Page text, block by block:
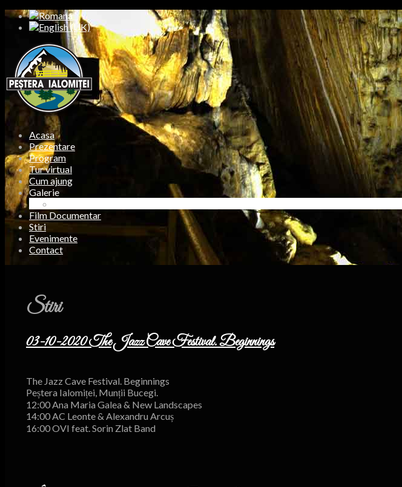
Acasa
Prezentare
Program
Tur virtual
Cum ajung
Galerie
Film Documentar
Stiri
Evenimente
Contact
Stiri
03-10-2020 The Jazz Cave Festival. Beginnings
The Jazz Cave Festival. Beginnings
Peștera Ialomiței, Munții Bucegi.
12:00 Ana Maria Galea & New Landscapes
14:00 AC Leonte & Alexandru Arcuș
16:00 OVI feat. Sorin Zlat Band